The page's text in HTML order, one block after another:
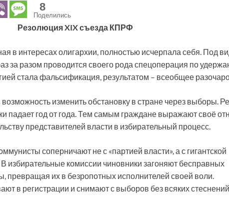
8
Поделились
Резолюция XIX съезда КПРФ
в интересах олигархии, полностью исчерпала себя. Под
за разом проводится своего рода спецоперация по
стала фальсификация, результатом – всеобщее
изменить обстановку в стране через выборы.
падает год от года. Тем самым граждане выражают своё
представителей власти в избирательный процесс.
соперничают не с «партией власти», а с гигантской
избирательные комиссии чиновники загоняют бесправных
превращая их в безропотных исполнителей своей воли.
в регистрации и снимают с выборов без всяких